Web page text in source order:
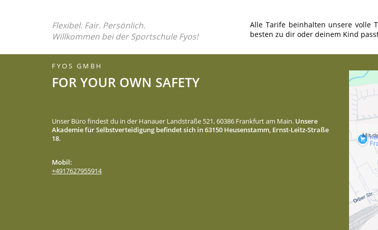
Flexibel. Fair. Persönlich.
Willkommen bei der Sportschule Fyos!
Alle Tarife beinhalten unsere volle
besten zu dir oder deinem Kind
FYOS GMBH
FOR YOUR OWN SAFETY
Unser Büro findest du in der Hanauer Landstraße 521, 60386 Frankfurt am Main. Unsere
Akademie für Selbstverteidigung befindet sich in 63150 Heusenstamm, Ernst-Leitz-Straße
18.
Mobil:
+4917627955914
Mit